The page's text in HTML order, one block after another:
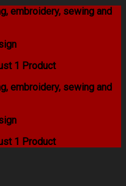
embroidery, sewing and
1 Product
embroidery, sewing and
1 Product